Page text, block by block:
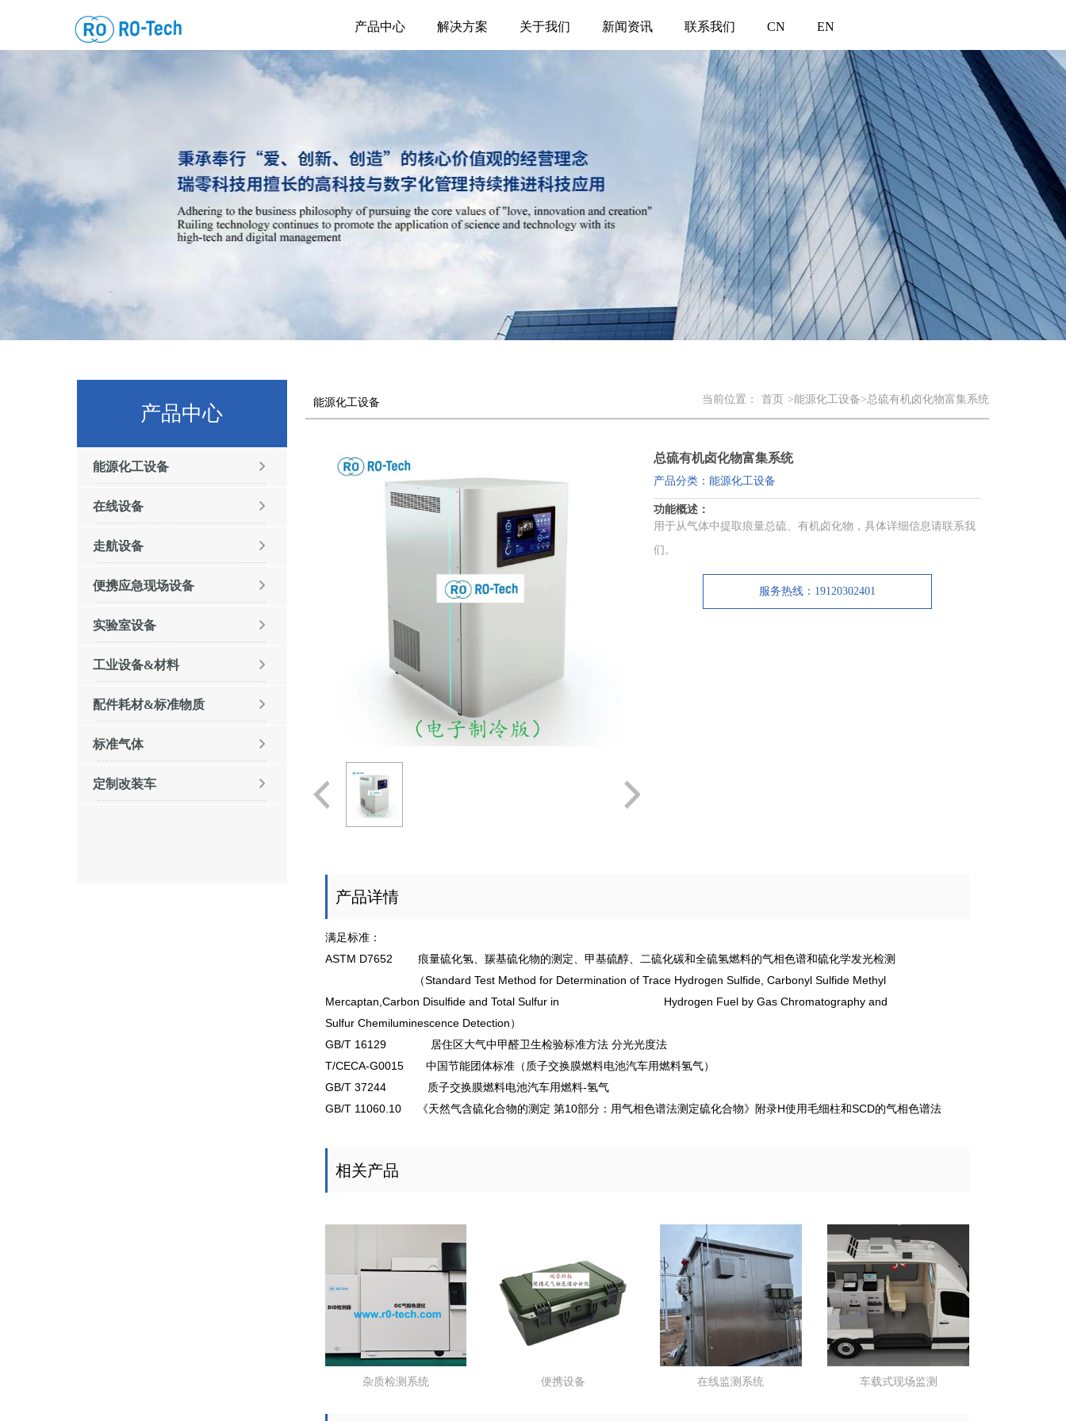
产品中心 解决方案 关于我们 新闻资讯 联系我们 CN EN
产品中心
能源化工设备
在线设备
走航设备
便携应急现场设备
实验室设备
工业设备&材料
配件耗材&标准物质
标准气体
定制改装车
能源化工设备 当前位置： 首页 >能源化工设备>总硫有机卤化物富集系统
总硫有机卤化物富集系统
产品分类：能源化工设备
功能概述：
用于从气体中提取痕量总硫、有机卤化物，具体详细信息请联系我
们。
服务热线：19120302401
产品详情
满足标准：
ASTM D7652 痕量硫化氢、羰基硫化物的测定、甲基硫醇、二硫化碳和全硫氢燃料的气相色谱和硫化学发光检测
（Standard Test Method for Determination of Trace Hydrogen Sulfide, Carbonyl Sulfide Methyl
Mercaptan, Carbon Disulfide and Total Sulfur in Hydrogen Fuel by Gas Chromatography and
Sulfur Chemiluminescence Detection）
GB/T 16129 居住区大气中甲醛卫生检验标准方法 分光光度法
T/CECA-G0015 中国节能团体标准（质子交换膜燃料电池汽车用燃料氢气）
GB/T 37244 质子交换膜燃料电池汽车用燃料-氢气
GB/T 11060.10 《天然气含硫化合物的测定 第10部分：用气相色谱法测定硫化合物》附录H使用毛细柱和SCD的气相色谱法
相关产品
杂质检测系统 便携设备 在线监测系统 车载式现场监测